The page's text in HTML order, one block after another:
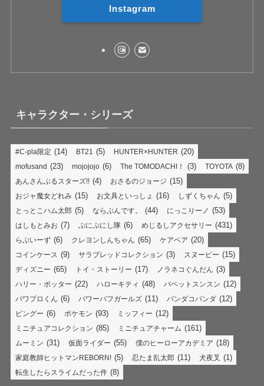
Instagram
キャラクター・シリーズ
#C-pla限定 (14) BT21 (5) HUNTER×HUNTER (20)
mofusand (23) mojojojo (6) The TOMODACHI！ (3) TOYOTA (8)
あんさんぶるスターズ!! (4) おさるのジョージ (15)
おジャ魔女どれみ (15) お文具といっしょ (16) しずくちゃん (5)
とっとこハム太郎 (5) ならぶんです。 (44) にっこりーノ (53)
はしもとみお (7) ぷにぷにし隊 (6) めじるしアクセサリー (431)
らぶいーず (6) クレヨンしんちゃん (65) ケアベア (20)
コインケース (9) サラブレッドコレクション (3) スヌーピー (15)
ディズニー (65) トイ・ストーリー (17) ノラネコぐんだん (3)
ハリー・ポッター (22) ハローキティ (48) パペットスンスン (12)
パワプロくん (6) パワーパフガールズ (11) パンダコパンダ (12)
ピングー (6) ポケモン (93) ミッフィー (12)
ミニチュアコレクション (85) ミニチュアチャーム (161)
ムーミン (31) 仮面ライダー (55) 僕のヒーローアカデミア (18)
家庭教師ヒットマンREBORN! (5) 忍たま乱太郎 (11) 犬夜叉 (1)
転生したらスライムだった件 (8)